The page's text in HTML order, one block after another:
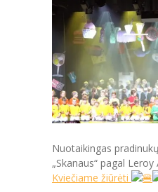
-- MAITINIMAS
-- MOKYMOSI
-- DOKUMENTAI
-- KAINA
PAGRINDINĖ
-- MOKINIO DIENA
-- MOKYKLOS
Nuotaikingas
„Skanaus“ pagal
Kviečiame žiūrėti